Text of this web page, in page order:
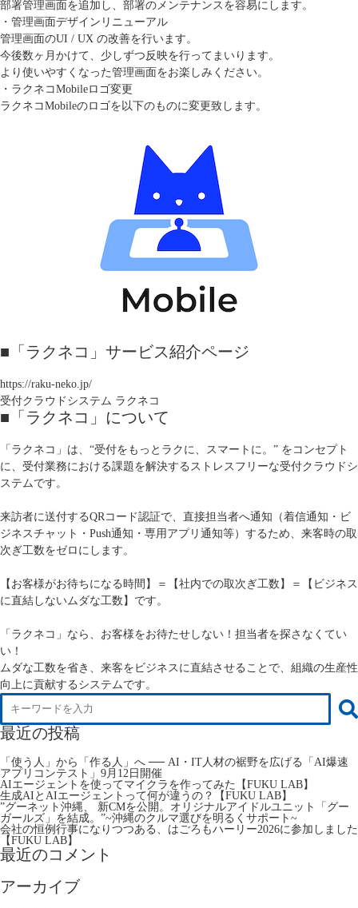
部署管理画面を追加し、部署のメンテナンスを容易にします。
・管理画面デザインリニューアル
管理画面のUI / UX の改善を行います。
今後数ヶ月かけて、少しずつ反映を行ってまいります。
より使いやすくなった管理画面をお楽しみください。
・ラクネコMobileロゴ変更
ラクネコMobileのロゴを以下のものに変更致します。
■「ラクネコ」サービス紹介ページ
https://raku-neko.jp/
受付クラウドシステム ラクネコ
■「ラクネコ」について
「ラクネコ」は、“受付をもっとラクに、スマートに。” をコンセプト
に、受付業務における課題を解決するストレスフリーな受付クラウドシ
ステムです。
来訪者に送付するQRコード認証で、直接担当者へ通知（着信通知・ビ
ジネスチャット・Push通知・専用アプリ通知等）するため、来客時の取
次ぎ工数をゼロにします。
【お客様がお待ちになる時間】＝【社内での取次ぎ工数】＝【ビジネス
に直結しないムダな工数】です。
「ラクネコ」なら、お客様をお待たせしない！担当者を探さなくてい
い！
ムダな工数を省き、来客をビジネスに直結させることで、組織の生産性
向上に貢献するシステムです。
最近の投稿
「使う人」から「作る人」へ ── AI・IT人材の裾野を広げる「AI爆速
アプリコンテスト」9月12日開催
AIエージェントを使ってマイクラを作ってみた【FUKU LAB】
生成AIとAIエージェントって何が違うの？【FUKU LAB】
”グーネット沖縄、 新CMを公開。オリジナルアイドルユニット「グー
ガールズ」を結成。”~沖縄のクルマ選びを明るくサポート~
会社の恒例行事になりつつある、はごろもハーリー2026に参加しました
【FUKU LAB】
最近のコメント
アーカイブ